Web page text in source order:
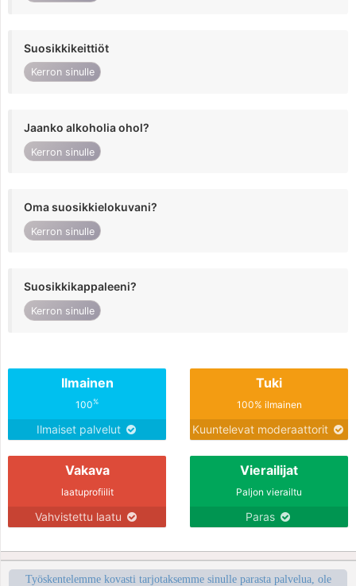
Suosikkikeittiöt
Kerron sinulle
Jaanko alkoholia ohol?
Kerron sinulle
Oma suosikkielokuvani?
Kerron sinulle
Suosikkikappaleeni?
Kerron sinulle
Ilmainen
100%
Ilmaiset palvelut
Tuki
100% ilmainen
Kuuntelevat moderaattorit
Vakava
laatuprofiilit
Vahvistettu laatu
Vierailijat
Paljon vierailtu
Paras
Työskentelemme kovasti tarjotaksemme sinulle parasta palvelua, ole